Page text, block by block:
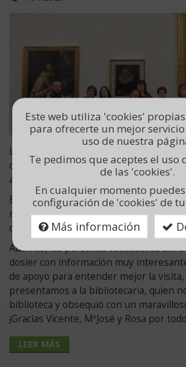
Las personas usuarias del Club de
origen de los libros a través de
artistas.
El papiro, los pergaminos, la
muchas de las cosas que conocimos
de arte.
Además, las personas validadoras del
dosier con información muy
de apoyo para entender mejor la
presentamos a la bibliotecaria, quien
biblioteca y obsequió con un
¡Gracias Vicente, MªJosé y Rosa por
LEER MÁS
Este web utiliza 'cookies'
para ofrecerte un mejor
uso de nuestra
Te pedimos que aceptes el uso
de las 'cookies'.
En cualquier momento
configuración de 'cookies' de
Más información